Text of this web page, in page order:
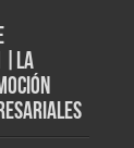
|La